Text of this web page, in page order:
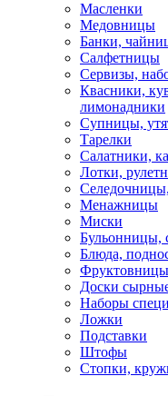
Масленки
Медовницы
Банки,
Салфетницы
Сервизы,
Квасники,
лимонадники
Супницы,
Тарелки
Салатники,
Лотки,
Менажницы
Миски
Бульонницы,
Блюда,
Доски
Наборы
Ложки
Подставки
Штофы
Стопки,